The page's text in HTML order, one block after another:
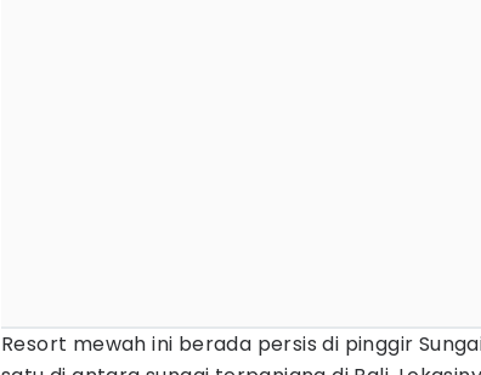
Resort mewah ini berada persis di pinggir